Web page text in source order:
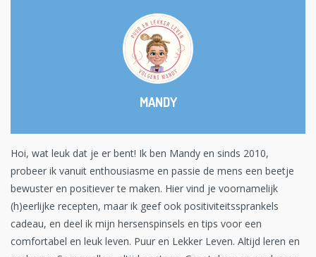
MANDY
Hoi, wat leuk dat je er bent! Ik ben Mandy en sinds 2010,
probeer ik vanuit enthousiasme en passie de mens een beetje
bewuster en positiever te maken. Hier vind je voornamelijk
(h)eerlijke recepten, maar ik geef ook positiviteitssprankels
cadeau, en deel ik mijn hersenspinsels en tips voor een
comfortabel en leuk leven. Puur en Lekker Leven. Altijd leren en